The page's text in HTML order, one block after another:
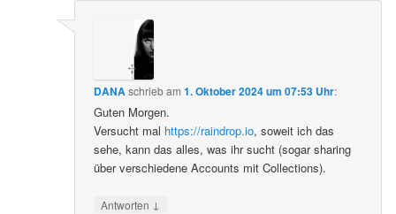
DANAschriebam1. Oktober 2024 um 07:53 Uhr:
Guten Morgen.
Versucht mal https://raindrop.io, soweit ich das
sehe, kann das alles, was ihr sucht (sogar sharing
über verschiedene Accounts mit Collections).
Antworten ↓